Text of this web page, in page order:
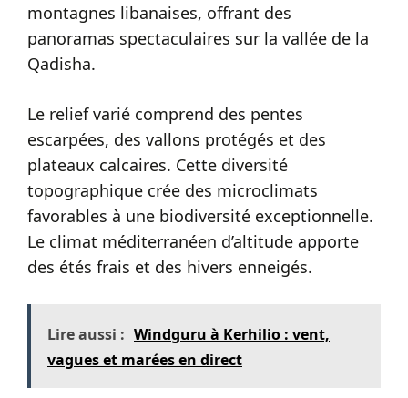
montagnes libanaises, offrant des
panoramas spectaculaires sur la vallée de la
Qadisha.
Le relief varié comprend des pentes
escarpées, des vallons protégés et des
plateaux calcaires. Cette diversité
topographique crée des microclimats
favorables à une biodiversité exceptionnelle.
Le climat méditerranéen d’altitude apporte
des étés frais et des hivers enneigés.
Lire aussi : Windguru à Kerhilio : vent,
vagues et marées en direct